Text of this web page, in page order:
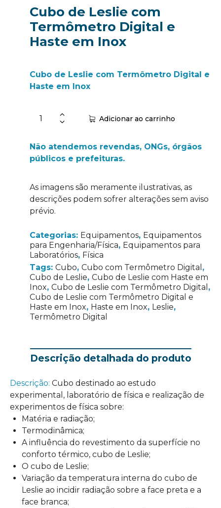
Cubo de Leslie com
Termômetro Digital e
Haste em Inox
Cubo de Leslie com Termômetro Digital e
Haste em Inox
Adicionar ao carrinho
Não atendemos revendas, ONGs, órgãos
públicos e prefeituras.
As imagens são meramente ilustrativas, as
descrições podem sofrer alterações sem aviso
prévio.
Categorias: Equipamentos, Equipamentos
para Engenharia/Física, Equipamentos para
Laboratórios, Física
Tags: Cubo, Cubo com Termômetro Digital ,
Cubo de Leslie, Cubo de Leslie com Haste em
Inox, Cubo de Leslie com Termômetro Digital ,
Cubo de Leslie com Termômetro Digital e
Haste em Inox, Haste em Inox, Leslie,
Termômetro Digital
Descrição detalhada do produto
Descrição: Cubo destinado ao estudo
experimental, laboratório de física e realização de
experimentos de física sobre:
Matéria e radiação;
Termodinâmica;
A influência do revestimento da superfície no
conforto térmico, cubo de Leslie;
O cubo de Leslie;
Variação da temperatura interna do cubo de
Leslie ao incidir radiação sobre a face preta e a
face branca;